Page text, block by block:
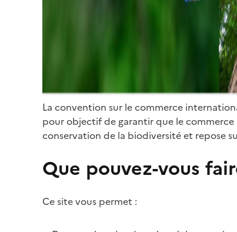
La convention sur le commerce
pour objectif de garantir que le commerce
conservation de la biodiversité et repose
Que pouvez-vous
Ce site vous permet :